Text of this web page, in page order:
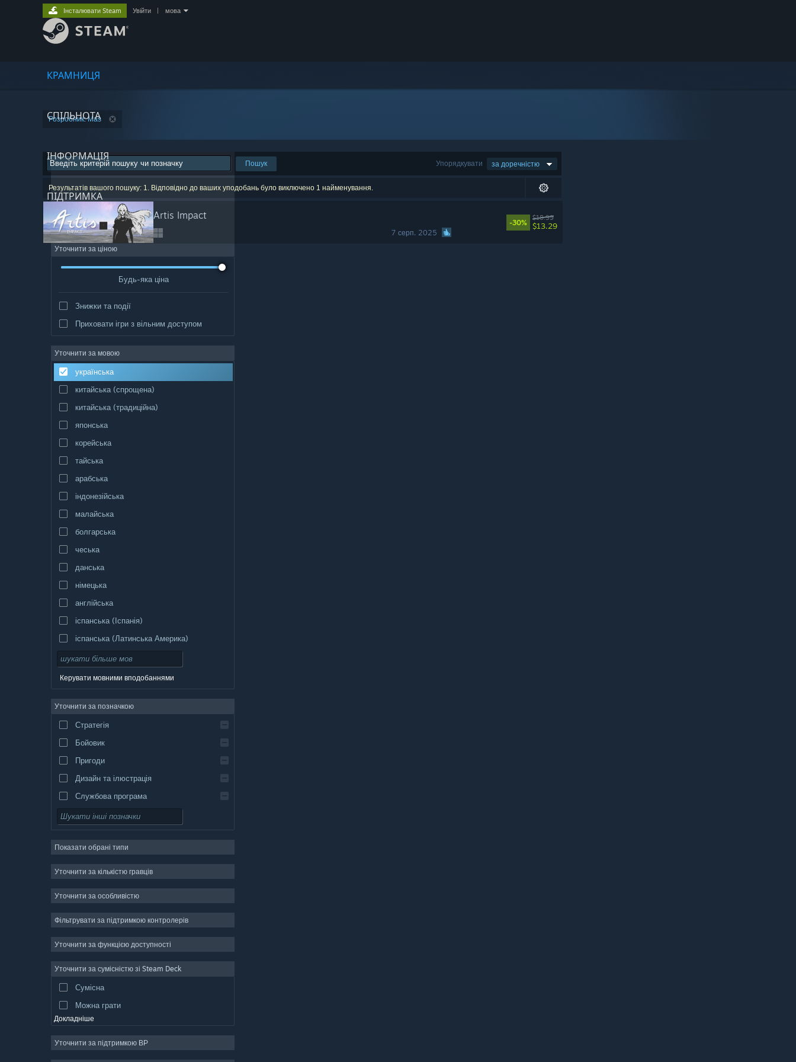
КРАМНИЦЯ
СПІЛЬНОТА
ІНФОРМАЦІЯ
ПІДТРИМКА
Інсталювати Steam Увійти мова
Розробник: Mas
Упорядкувати за доречністю
Пошук
Результатів вашого пошуку: 1. Відповідно до ваших уподобань було виключено 1 найменування.
Artis Impact
7 серп. 2025
-30%
$18.99
$13.29
Уточнити за ціною
Будь-яка ціна
Знижки та події
Приховати ігри з вільним доступом
Уточнити за мовою
українська
китайська (спрощена)
китайська (традиційна)
японська
корейська
тайська
арабська
індонезійська
малайська
болгарська
чеська
данська
німецька
англійська
іспанська (Іспанія)
іспанська (Латинська Америка)
Керувати мовними вподобаннями
Уточнити за позначкою
Стратегія
Бойовик
Пригоди
Дизайн та ілюстрація
Службова програма
Вільний доступ
Масова багатокористувацька
Симулятор
Створення відео
Обробка фотографій
Показати обрані типи
Уточнити за кількістю гравців
Уточнити за особливістю
Фільтрувати за підтримкою контролерів
Уточнити за функцією доступності
Уточнити за сумісністю зі Steam Deck
Сумісна
Можна грати
Докладніше
Уточнити за підтримкою ВР